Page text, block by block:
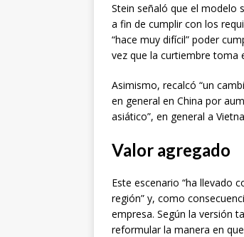
Stein señaló que el modelo
a fin de cumplir con los
“hace muy difícil” poder
vez que la curtiembre toma
Asimismo, recalcó “un
en general en China por
asiático”, en general a
Valor agregado
Este escenario “ha llevado
región” y, como
empresa. Según la versión
reformular la manera en